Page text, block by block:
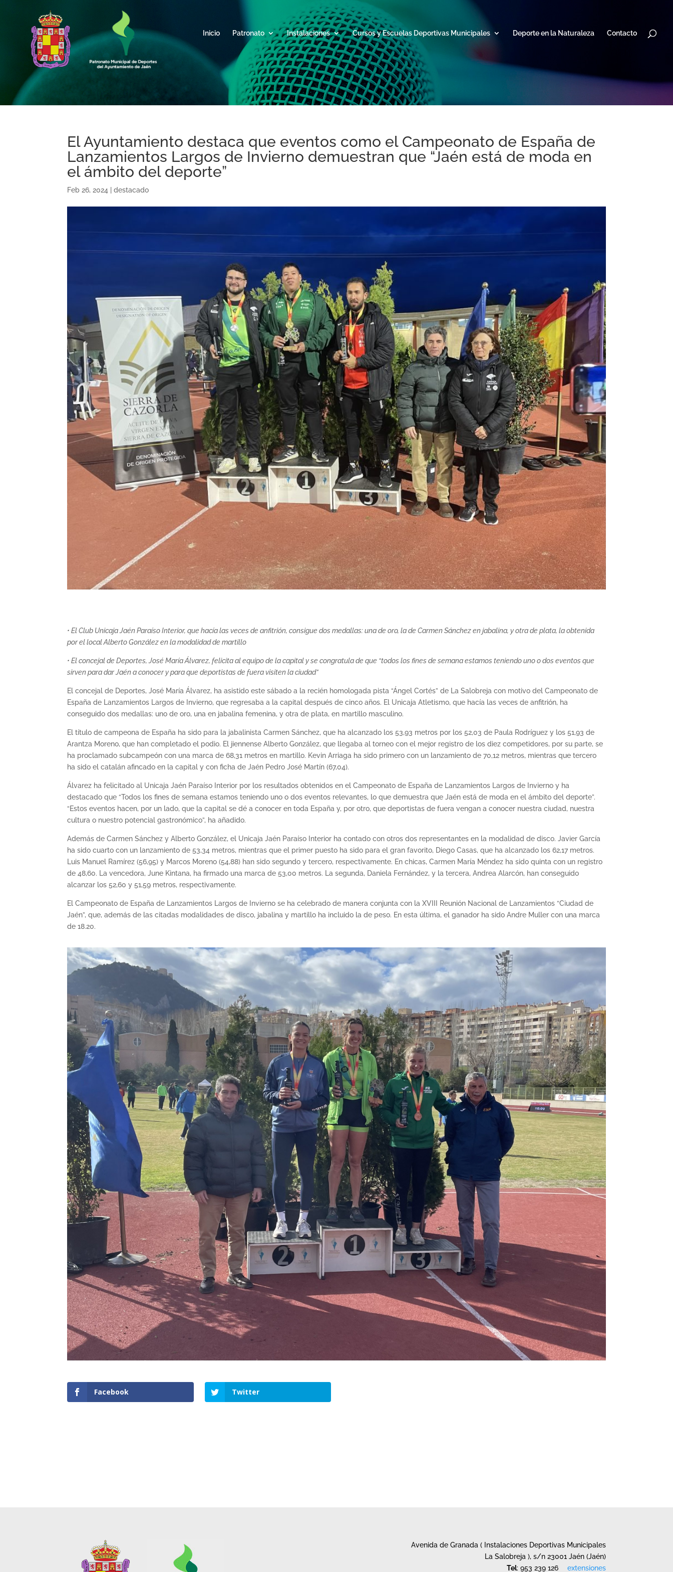
Inicio Patronato Instalaciones Cursos y Escuelas Deportivas Municipales Deporte en la Naturaleza Contacto
El Ayuntamiento destaca que eventos como el Campeonato de España de
Lanzamientos Largos de Invierno demuestran que “Jaén está de moda en
el ámbito del deporte”
Feb 26, 2024 |destacado
• El Club Unicaja Jaén Paraíso Interior, que hacía las veces de anfitrión, consigue dos medallas: una de oro, la de Carmen Sánchez en jabalina, y otra de plata, la obtenida
por el local Alberto González en la modalidad de martillo
• El concejal de Deportes, José María Álvarez, felicita al equipo de la capital y se congratula de que “todos los fines de semana estamos teniendo uno o dos eventos que
sirven para dar Jaén a conocer y para que deportistas de fuera visiten la ciudad”
El concejal de Deportes, José María Álvarez, ha asistido este sábado a la recién homologada pista “Ángel Cortés” de La Salobreja con motivo del Campeonato de
España de Lanzamientos Largos de Invierno, que regresaba a la capital después de cinco años. El Unicaja Atletismo, que hacía las veces de anfitrión, ha
conseguido dos medallas: uno de oro, una en jabalina femenina, y otra de plata, en martillo masculino.
El título de campeona de España ha sido para la jabalinista Carmen Sánchez, que ha alcanzado los 53,93 metros por los 52,03 de Paula Rodríguez y los 51,93 de
Arantza Moreno, que han completado el podio. El jiennense Alberto González, que llegaba al torneo con el mejor registro de los diez competidores, por su parte, se
ha proclamado subcampeón con una marca de 68,31 metros en martillo. Kevin Arriaga ha sido primero con un lanzamiento de 70,12 metros, mientras que tercero
ha sido el catalán afincado en la capital y con ficha de Jaén Pedro José Martín (67,04).
Álvarez ha felicitado al Unicaja Jaén Paraíso Interior por los resultados obtenidos en el Campeonato de España de Lanzamientos Largos de Invierno y ha
destacado que “Todos los fines de semana estamos teniendo uno o dos eventos relevantes, lo que demuestra que Jaén está de moda en el ámbito del deporte”.
“Estos eventos hacen, por un lado, que la capital se dé a conocer en toda España y, por otro, que deportistas de fuera vengan a conocer nuestra ciudad, nuestra
cultura o nuestro potencial gastronómico”, ha añadido.
Además de Carmen Sánchez y Alberto González, el Unicaja Jaén Paraíso Interior ha contado con otros dos representantes en la modalidad de disco. Javier García
ha sido cuarto con un lanzamiento de 53,34 metros, mientras que el primer puesto ha sido para el gran favorito, Diego Casas, que ha alcanzado los 62,17 metros.
Luis Manuel Ramírez (56,95) y Marcos Moreno (54,88) han sido segundo y tercero, respectivamente. En chicas, Carmen María Méndez ha sido quinta con un registro
de 48,60. La vencedora, June Kintana, ha firmado una marca de 53,00 metros. La segunda, Daniela Fernández, y la tercera, Andrea Alarcón, han conseguido
alcanzar los 52,60 y 51,59 metros, respectivamente.
El Campeonato de España de Lanzamientos Largos de Invierno se ha celebrado de manera conjunta con la XVIII Reunión Nacional de Lanzamientos “Ciudad de
Jaén”, que, además de las citadas modalidades de disco, jabalina y martillo ha incluido la de peso. En esta última, el ganador ha sido Andre Muller con una marca
de 18.20.
Facebook Twitter
Avenida de Granada ( Instalaciones Deportivas Municipales
La Salobreja ), s/n 23001 Jaén (Jaén)
Tel: 953 239 126 extensiones